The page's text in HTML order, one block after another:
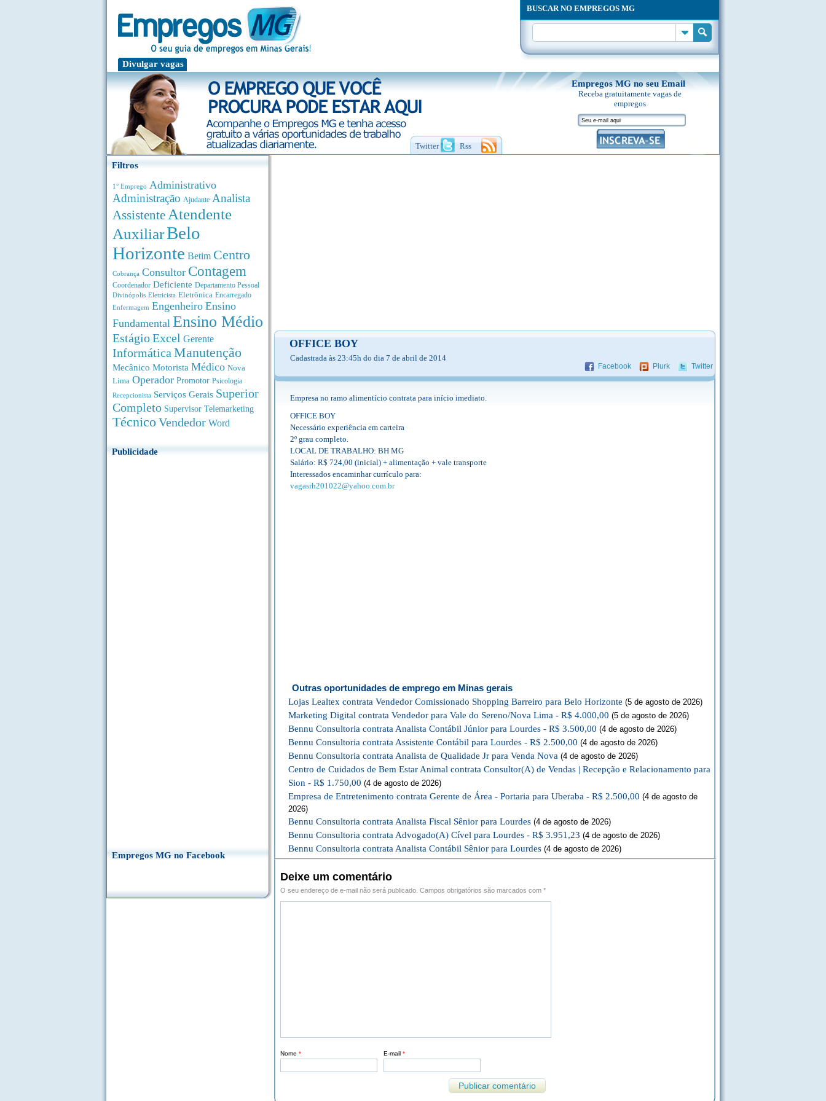
Divulgar vagas
BUSCAR NO EMPREGOS MG
Twitter Rss
Empregos MG no seu Email
Receba gratuitamente vagas de
empregos
Filtros
1° Emprego Administrativo
Administração Ajudante Analista
Assistente Atendente
AuxiliarBelo
Horizonte Betim Centro
Cobrança Consultor Contagem
Coordenador Deficiente Departamento Pessoal
Divinópolis Eletricista Eletrônica Encarregado
Enfermagem Engenheiro Ensino
Fundamental Ensino Médio
EstágioExcel Gerente
Informática Manutenção
Mecânico Motorista Médico Nova
Lima Operador Promotor Psicologia
Recepcionista Serviços Gerais Superior
Completo Supervisor Telemarketing
TécnicoVendedor Word
Publicidade
Empregos MG no Facebook
OFFICE BOY
Cadastrada às 23:45h do dia 7 de abril de 2014
Facebook Plurk Twitter
Empresa no ramo alimentício contrata para início imediato.
OFFICE BOY
Necessário experiência em carteira
2º grau completo.
LOCAL DE TRABALHO: BH MG
Salário: R$ 724,00 (inicial) + alimentação + vale transporte
Interessados encaminhar currículo para:
vagasrh201022@yahoo.com.br
Outras oportunidades de emprego em Minas gerais
Lojas Lealtex contrata Vendedor Comissionado Shopping Barreiro para Belo Horizonte (5 de agosto de 2026)
Marketing Digital contrata Vendedor para Vale do Sereno/Nova Lima - R$ 4.000,00 (5 de agosto de 2026)
Bennu Consultoria contrata Analista Contábil Júnior para Lourdes - R$ 3.500,00 (4 de agosto de 2026)
Bennu Consultoria contrata Assistente Contábil para Lourdes - R$ 2.500,00 (4 de agosto de 2026)
Bennu Consultoria contrata Analista de Qualidade Jr para Venda Nova (4 de agosto de 2026)
Centro de Cuidados de Bem Estar Animal contrata Consultor(A) de Vendas | Recepção e Relacionamento para
Sion - R$ 1.750,00 (4 de agosto de 2026)
Empresa de Entretenimento contrata Gerente de Área - Portaria para Uberaba - R$ 2.500,00 (4 de agosto de
2026)
Bennu Consultoria contrata Analista Fiscal Sênior para Lourdes (4 de agosto de 2026)
Bennu Consultoria contrata Advogado(A) Cível para Lourdes - R$ 3.951,23 (4 de agosto de 2026)
Bennu Consultoria contrata Analista Contábil Sênior para Lourdes (4 de agosto de 2026)
Deixe um comentário
O seu endereço de e-mail não será publicado. Campos obrigatórios são marcados com *
Nome * E-mail *